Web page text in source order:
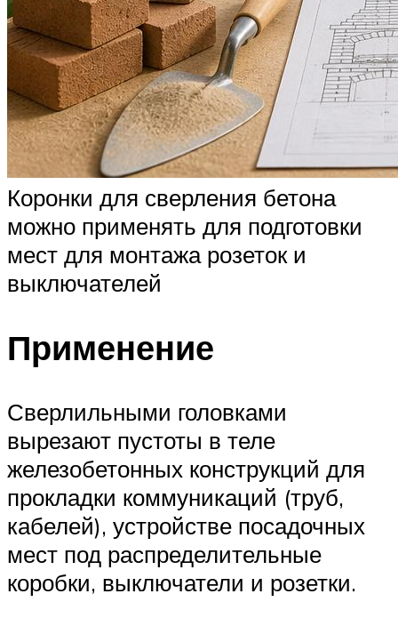
Коронки для сверления бетона
можно применять для подготовки
мест для монтажа розеток и
выключателей
Применение
Сверлильными головками
вырезают пустоты в теле
железобетонных конструкций для
прокладки коммуникаций (труб,
кабелей), устройстве посадочных
мест под распределительные
коробки, выключатели и розетки.